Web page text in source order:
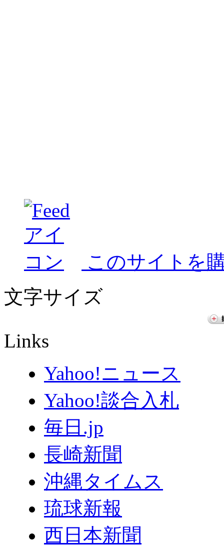
このサイトを
文字サイズ
Links
Yahoo!ニュース
Yahoo!談合入札
毎日.jp
長崎新聞
沖縄タイムス
琉球新報
西日本新聞